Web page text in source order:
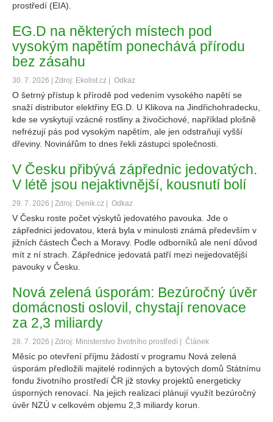
prostředí (EIA).
EG.D na některých místech pod
vysokým napětím ponechává přírodu
bez zásahu
30. 7. 2026 | Zdroj: Ekolist.cz | Odkaz
O šetrný přístup k přírodě pod vedením vysokého napětí se
snaží distributor elektřiny EG.D. U Klikova na Jindřichohradecku,
kde se vyskytují vzácné rostliny a živočichové, například plošně
nefrézují pás pod vysokým napětím, ale jen odstraňují vyšší
dřeviny. Novinářům to dnes řekli zástupci společnosti.
V Česku přibývá zápřednic jedovatých.
V létě jsou nejaktivnější, kousnutí bolí
29. 7. 2026 | Zdroj: Denik.cz | Odkaz
V Česku roste počet výskytů jedovatého pavouka. Jde o
zápřednici jedovatou, která byla v minulosti známá především v
jižních částech Čech a Moravy. Podle odborníků ale není důvod
mít z ní strach. Zápřednice jedovatá patří mezi nejjedovatější
pavouky v Česku.
Nová zelená úsporám: Bezúročný úvěr
domácnosti oslovil, chystají renovace
za 2,3 miliardy
28. 7. 2026 | Zdroj: Ministerstvo životního prostředí | Článek
Měsíc po otevření příjmu žádostí v programu Nová zelená
úsporám předložili majitelé rodinných a bytových domů Státnímu
fondu životního prostředí ČR již stovky projektů energeticky
úsporných renovací. Na jejich realizaci plánují využít bezúročný
úvěr NZÚ v celkovém objemu 2,3 miliardy korun.